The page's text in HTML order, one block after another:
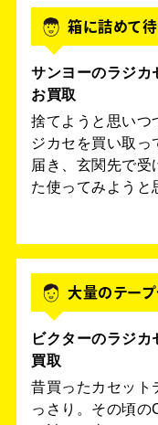
箱に詰めて待
サンヨーのラジカ
お買取
捨てようと思いつ
ジカセを買い取っ
届き、玄関先で受
た使ってみようと
大量のテープ
ビクターのラジ
買取
昔買ったカセット
っさり。その頃の